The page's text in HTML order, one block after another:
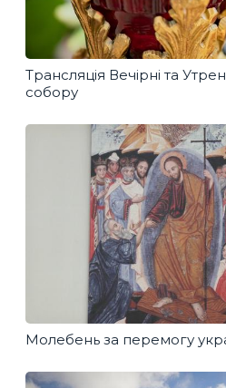
Трансляція Вечірні та
собору
Молебень за перемогу